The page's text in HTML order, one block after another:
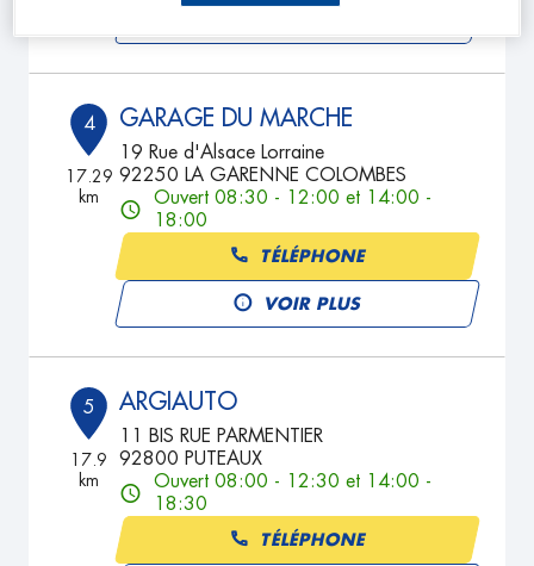
4
17.29
km
GARAGE DU MARCHE
19 Rue d'Alsace Lorraine
92250 LA GARENNE COLOMBES
Ouvert 08:30 - 12:00 et 14:00 -
18:00
TÉLÉPHONE
VOIR PLUS
5
17.9
km
ARGIAUTO
11 BIS RUE PARMENTIER
92800 PUTEAUX
Ouvert 08:00 - 12:30 et 14:00 -
18:30
TÉLÉPHONE